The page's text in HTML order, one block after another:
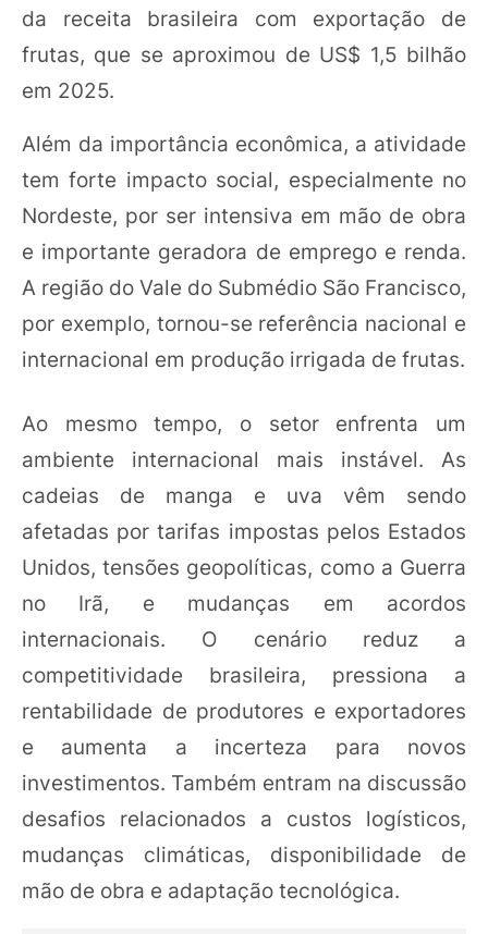
da receita brasileira com exportação de
frutas, que se aproximou de US$ 1,5 bilhão
em 2025.
Além da importância econômica, a atividade
tem forte impacto social, especialmente no
Nordeste, por ser intensiva em mão de obra
e importante geradora de emprego e renda.
A região do Vale do Submédio São Francisco,
por exemplo, tornou-se referência nacional e
internacional em produção irrigada de frutas.
Ao mesmo tempo, o setor enfrenta um
ambiente internacional mais instável. As
cadeias de manga e uva vêm sendo
afetadas por tarifas impostas pelos Estados
Unidos, tensões geopolíticas, como a Guerra
no Irã, e mudanças em acordos
internacionais. O cenário reduz a
competitividade brasileira, pressiona a
rentabilidade de produtores e exportadores
e aumenta a incerteza para novos
investimentos. Também entram na discussão
desafios relacionados a custos logísticos,
mudanças climáticas, disponibilidade de
mão de obra e adaptação tecnológica.